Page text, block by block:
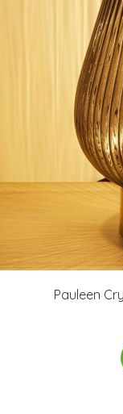
Pauleen